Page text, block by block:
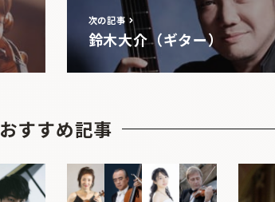
次の記事
鈴木大介（ギター）
おすすめ記事